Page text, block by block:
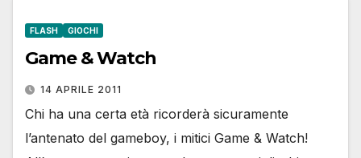
FLASH GIOCHI
Game & Watch
14 APRILE 2011
Chi ha una certa età ricorderà sicuramente
l’antenato del gameboy, i mitici Game & Watch!